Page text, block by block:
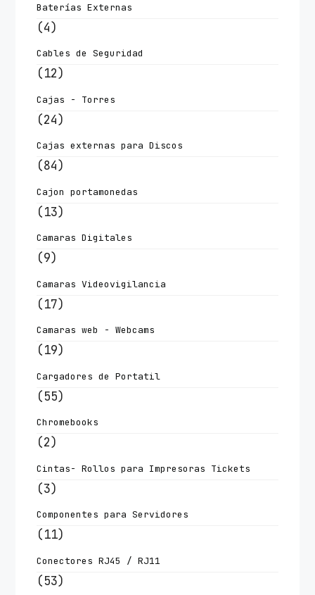
Baterías Externas
(4)
Cables de Seguridad
(12)
Cajas - Torres
(24)
Cajas externas para Discos
(84)
Cajon portamonedas
(13)
Camaras Digitales
(9)
Camaras Videovigilancia
(17)
Camaras web - Webcams
(19)
Cargadores de Portatil
(55)
Chromebooks
(2)
Cintas- Rollos para Impresoras Tickets
(3)
Componentes para Servidores
(11)
Conectores RJ45 / RJ11
(53)